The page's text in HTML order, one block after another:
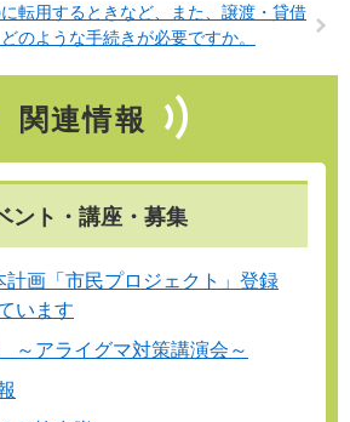
転用するときなど、また、譲渡・貸借
のような手続きが必要ですか。
関連情報
ント・講座・募集
計画「市民プロジェクト」登録
います
アライグマ対策講演会～